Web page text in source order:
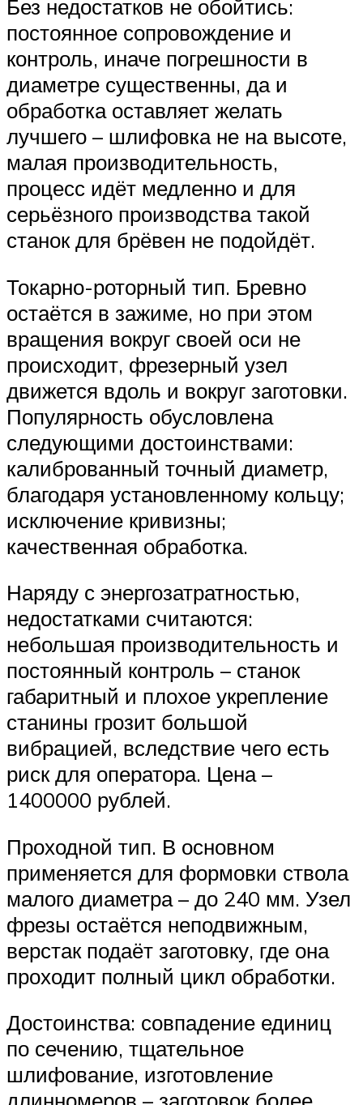
Без недостатков не обойтись:
постоянное сопровождение и
контроль, иначе погрешности в
диаметре существенны, да и
обработка оставляет желать
лучшего – шлифовка не на высоте,
малая производительность,
процесс идёт медленно и для
серьёзного производства такой
станок для брёвен не подойдёт.
Токарно-роторный тип. Бревно
остаётся в зажиме, но при этом
вращения вокруг своей оси не
происходит, фрезерный узел
движется вдоль и вокруг заготовки.
Популярность обусловлена
следующими достоинствами:
калиброванный точный диаметр,
благодаря установленному кольцу;
исключение кривизны;
качественная обработка.
Наряду с энергозатратностью,
недостатками считаются:
небольшая производительность и
постоянный контроль – станок
габаритный и плохое укрепление
станины грозит большой
вибрацией, вследствие чего есть
риск для оператора. Цена –
1400000 рублей.
Проходной тип. В основном
применяется для формовки ствола
малого диаметра – до 240 мм. Узел
фрезы остаётся неподвижным,
верстак подаёт заготовку, где она
проходит полный цикл обработки.
Достоинства: совпадение единиц
по сечению, тщательное
шлифование, изготовление